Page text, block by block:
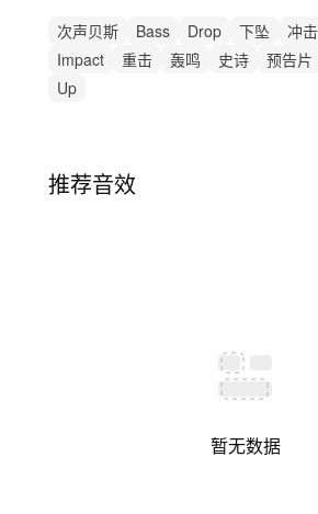
次声贝斯 Bass Drop 下坠 冲击
Impact
重击 轰鸣 史诗 预告片
Up
推荐音效
暂无数据